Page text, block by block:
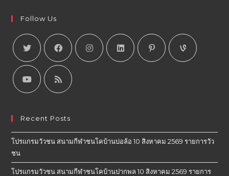
Follow Us
Recent Posts
โปรแกรมวัวชน สนามกีฬาชนโคบ้านบ่อล้อ 10 สิงหาคม 2569 รายการวัว
ชน
โปรแกรมวัวชน สนามกีฬาชนโคบ้านปากพล 10 สิงหาคม 2569 รายการ